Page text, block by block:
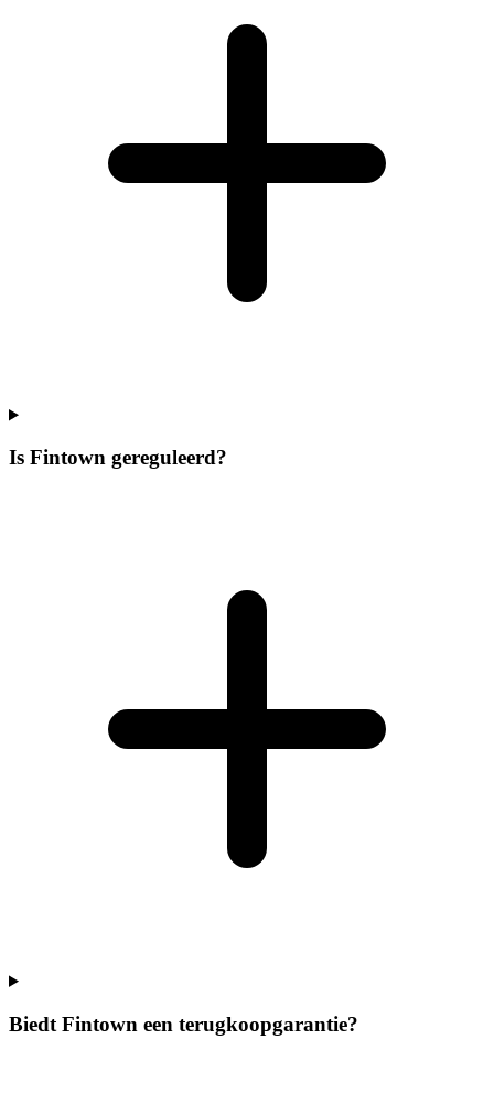
Is Fintown gereguleerd?
Biedt Fintown een terugkoopgarantie?